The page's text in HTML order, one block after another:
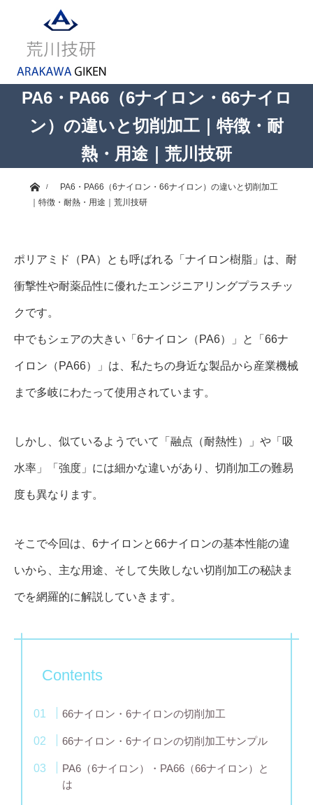
PA6・PA66（6ナイロン・66ナイロ
ン）の違いと切削加工｜特徴・耐
熱・用途｜荒川技研
ホームPA6・PA66（6ナイロン・66ナイロン）の違いと切削加工
｜特徴・耐熱・用途｜荒川技研
ポリアミド（PA）とも呼ばれる「ナイロン樹脂」は、耐
衝撃性や耐薬品性に優れたエンジニアリングプラスチッ
クです。
中でもシェアの大きい「6ナイロン（PA6）」と「66ナ
イロン（PA66）」は、私たちの身近な製品から産業機械
まで多岐にわたって使用されています。
しかし、似ているようでいて「融点（耐熱性）」や「吸
水率」「強度」には細かな違いがあり、切削加工の難易
度も異なります。
そこで今回は、6ナイロンと66ナイロンの基本性能の違
いから、主な用途、そして失敗しない切削加工の秘訣ま
でを網羅的に解説していきます。
Contents
66ナイロン・6ナイロンの切削加工
66ナイロン・6ナイロンの切削加工サンプル
PA6（6ナイロン）・PA66（66ナイロン）と
は